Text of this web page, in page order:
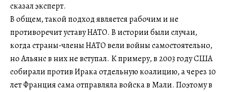
сказал эксперт.
В общем, такой подход является рабочим и не
противоречит уставу НАТО. В истории были случаи,
когда страны-члены НАТО вели войны самостоятельно,
но Альянс в них не вступал. К примеру, в 2003 году США
собирали против Ирака отдельную коалицию, а через 10
лет Франция сама отправляла войска в Мали. Поэтому в